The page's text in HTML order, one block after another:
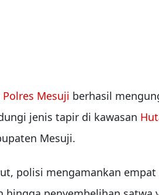
Polres Mesuji berhasil
jenis tapir di kawasan
Mesuji.
polisi mengamankan